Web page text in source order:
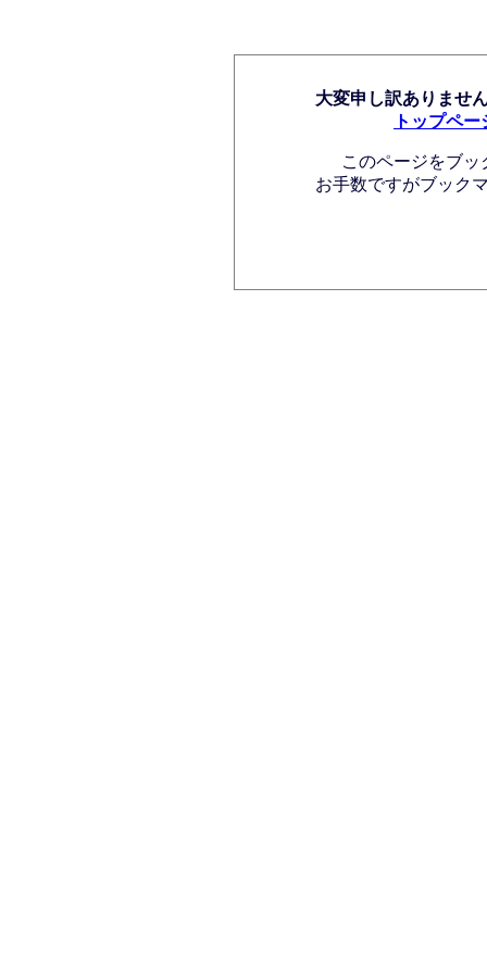
大変申し訳ありませ
トップペー
このページをブ
お手数ですがブック